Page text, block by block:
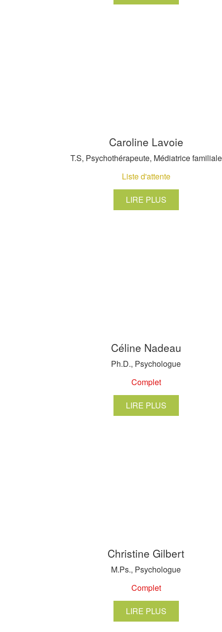
Caroline Lavoie
T.S, Psychothérapeute, Médiatrice familiale
Liste d'attente
LIRE PLUS
Céline Nadeau
Ph.D., Psychologue
Complet
LIRE PLUS
Christine Gilbert
M.Ps., Psychologue
Complet
LIRE PLUS